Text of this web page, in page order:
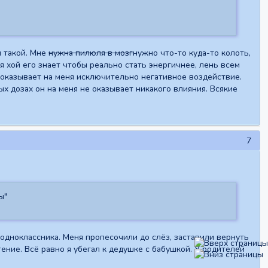
такой. Мненужна пилюля в мозгнужно что-то куда-то колоть,
его знает чтобы реально стать энергичнее, лень всем
на меня исключительно негативное воздействие.
дозах он на меня не оказывает никакого влияния. Всякие
7
Меня пропесочили до слёз, заставили вернуть
Всё равно я убегал к дедушке с бабушкой. У родителей